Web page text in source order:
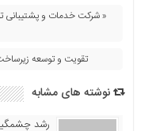
« شرکت خدمات و پشتیبانی
تقویت و توسعه
نوشته های مشابه
رشد